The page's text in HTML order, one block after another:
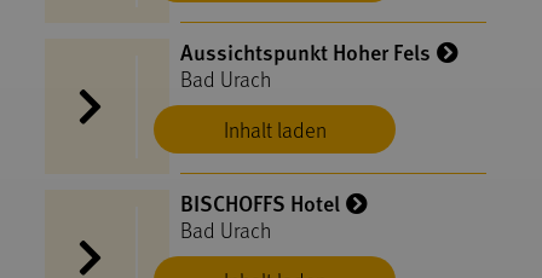
Inhalt laden
Aussichtspunkt Hoher Fels
Bad Urach
BISCHOFFS Hotel
Bad Urach